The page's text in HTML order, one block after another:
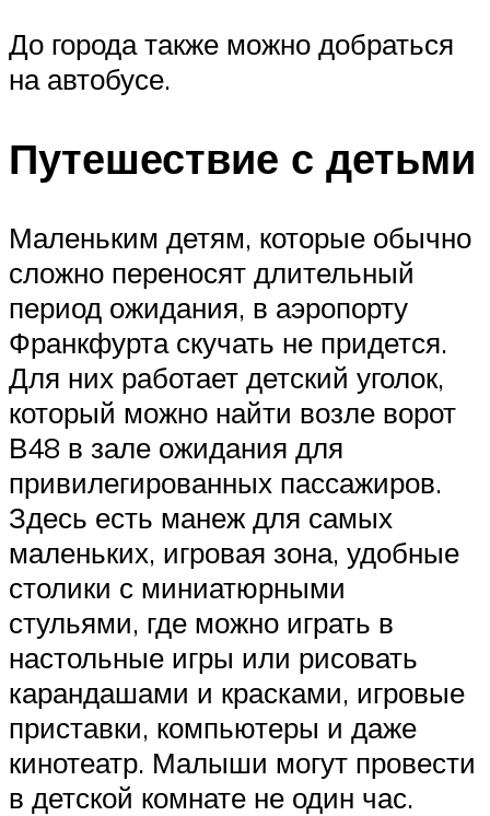
До города также можно добраться
на автобусе.
Путешествие с детьми
Маленьким детям, которые обычно
сложно переносят длительный
период ожидания, в аэропорту
Франкфурта скучать не придется.
Для них работает детский уголок,
который можно найти возле ворот
В48 в зале ожидания для
привилегированных пассажиров.
Здесь есть манеж для самых
маленьких, игровая зона, удобные
столики с миниатюрными
стульями, где можно играть в
настольные игры или рисовать
карандашами и красками, игровые
приставки, компьютеры и даже
кинотеатр. Малыши могут провести
в детской комнате не один час.